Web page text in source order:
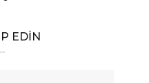
EDİN